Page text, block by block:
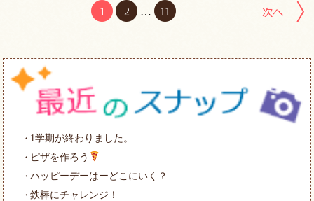
1 2 … 11
1学期が終わりました。
ピザを作ろう
ハッピーデーはーどこにいく？
鉄棒にチャレンジ！